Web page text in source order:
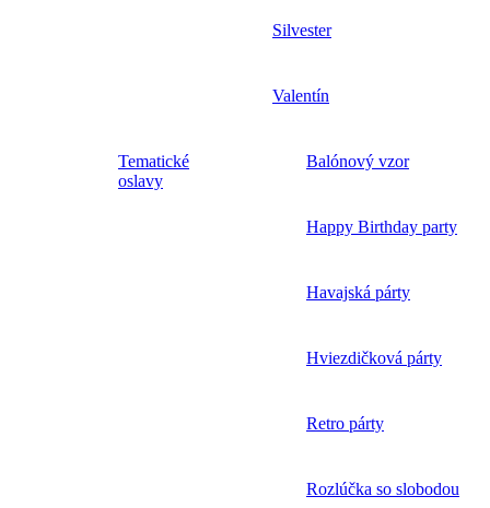
Silvester
Valentín
Tematické
oslavy
Balónový vzor
Happy Birthday party
Havajská párty
Hviezdičková párty
Retro párty
Rozlúčka so slobodou